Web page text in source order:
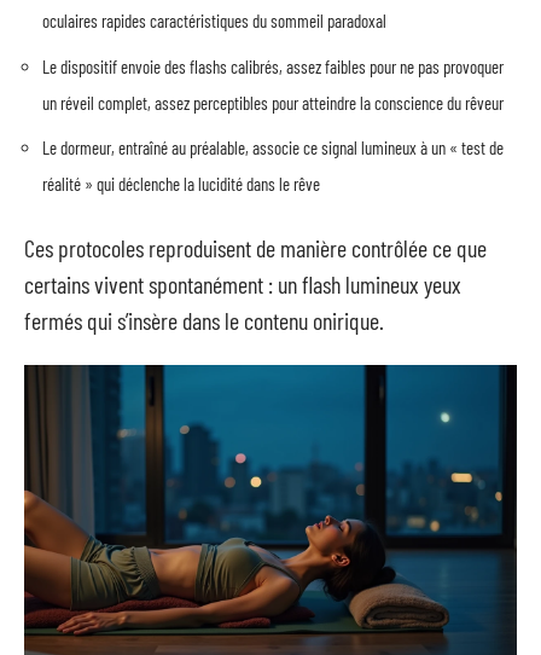
oculaires rapides caractéristiques du sommeil paradoxal
Le dispositif envoie des flashs calibrés, assez faibles pour ne pas provoquer
un réveil complet, assez perceptibles pour atteindre la conscience du rêveur
Le dormeur, entraîné au préalable, associe ce signal lumineux à un « test de
réalité » qui déclenche la lucidité dans le rêve
Ces protocoles reproduisent de manière contrôlée ce que
certains vivent spontanément : un flash lumineux yeux
fermés qui s’insère dans le contenu onirique.